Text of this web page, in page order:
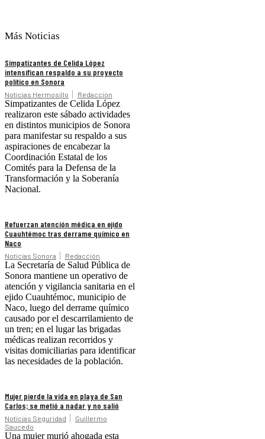
Más Noticias
Simpatizantes de Celida López
intensifican respaldo a su proyecto
político en Sonora
Noticias Hermosillo Redacción
Simpatizantes de Celida López
realizaron este sábado actividades
en distintos municipios de Sonora
para manifestar su respaldo a sus
aspiraciones de encabezar la
Coordinación Estatal de los
Comités para la Defensa de la
Transformación y la Soberanía
Nacional.
Refuerzan atención médica en ejido
Cuauhtémoc tras derrame químico en
Naco
Noticias Sonora Redacción
La Secretaría de Salud Pública de
Sonora mantiene un operativo de
atención y vigilancia sanitaria en el
ejido Cuauhtémoc, municipio de
Naco, luego del derrame químico
causado por el descarrilamiento de
un tren; en el lugar las brigadas
médicas realizan recorridos y
visitas domiciliarias para identificar
las necesidades de la población.
Mujer pierde la vida en playa de San
Carlos; se metió a nadar y no salió
Noticias Seguridad
Guillermo
Saucedo
Una mujer murió ahogada esta